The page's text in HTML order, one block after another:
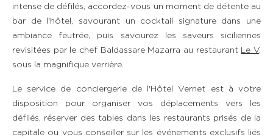
intense de défilés, accordez-vous un moment de détente au
bar de l'hôtel, savourant un cocktail signature dans une
ambiance feutrée, puis savourez les saveurs siciliennes
revisitées par le chef Baldassare Mazarra au restaurant Le V,
sous la magnifique verrière.
Le service de conciergerie de l'Hôtel Vernet est à votre
disposition pour organiser vos déplacements vers les
défilés, réserver des tables dans les restaurants prisés de la
capitale ou vous conseiller sur les événements exclusifs liés